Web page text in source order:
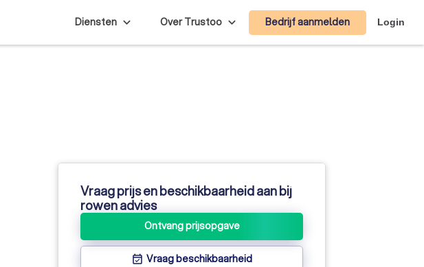
Diensten Over Trustoo Bedrijf aanmelden Login
Vraag prijs en beschikbaarheid aan bij
rowen advies
Ontvang prijsopgave
event_available Vraag beschikbaarheid